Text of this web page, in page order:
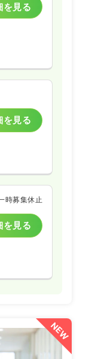
を見る
を見る
時募集休止
を見る
NEW